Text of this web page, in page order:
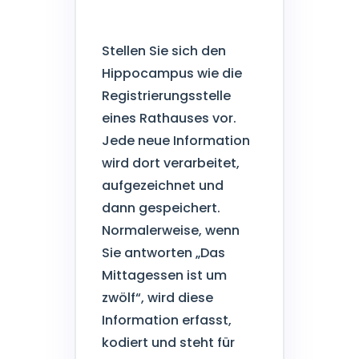
Stellen Sie sich den
Hippocampus wie die
Registrierungsstelle
eines Rathauses vor.
Jede neue Information
wird dort verarbeitet,
aufgezeichnet und
dann gespeichert.
Normalerweise, wenn
Sie antworten „Das
Mittagessen ist um
zwölf“, wird diese
Information erfasst,
kodiert und steht für